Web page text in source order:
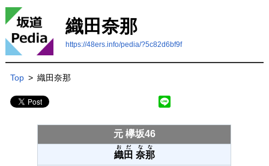
織田奈那
https://48ers.info/pedia/?5c82d6bf9f
Top > 織田奈那
元 欅坂46
織田
おだ
奈那
なな